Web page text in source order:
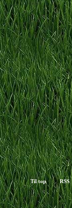
Til top RSS